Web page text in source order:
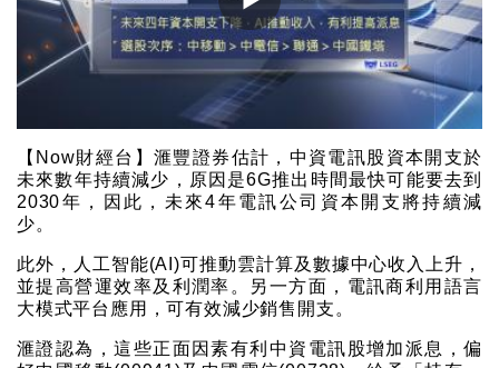
【Now財經台】滙豐證券估計，中資電訊股資本開支於
未來數年持續減少，原因是6G推出時間最快可能要去到
2030年，因此，未來4年電訊公司資本開支將持續減
少。
此外，人工智能(AI)可推動雲計算及數據中心收入上升，
並提高營運效率及利潤率。另一方面，電訊商利用語言
大模式平台應用，可有效減少銷售開支。
滙證認為，這些正面因素有利中資電訊股增加派息，偏